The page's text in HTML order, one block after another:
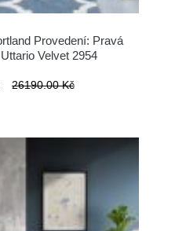
Provedení: Pravá
Velvet 2954
26190.00 Kč